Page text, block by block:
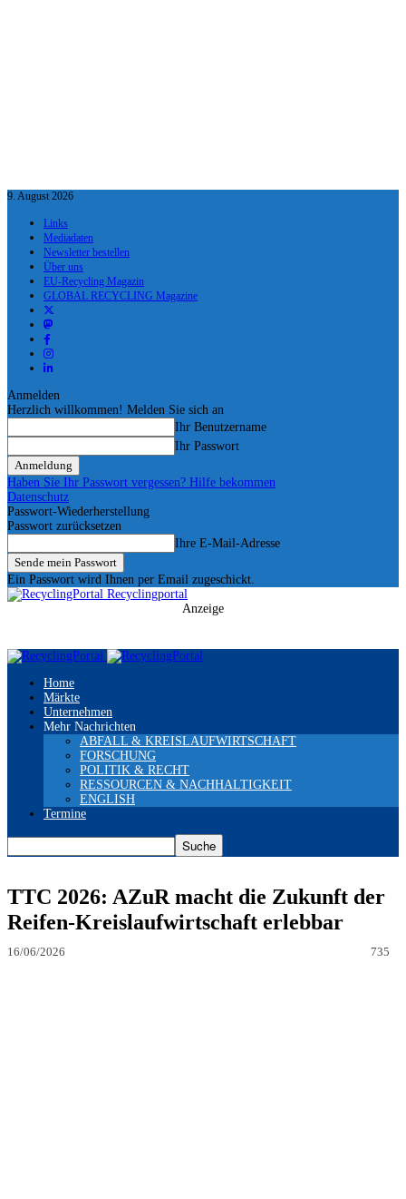
9. August 2026
Links
Mediadaten
Newsletter bestellen
Über uns
EU-Recycling Magazin
GLOBAL RECYCLING Magazine
Anmelden
Herzlich willkommen! Melden Sie sich an
Ihr Benutzername
Ihr Passwort
Haben Sie Ihr Passwort vergessen? Hilfe bekommen
Datenschutz
Passwort-Wiederherstellung
Passwort zurücksetzen
Ihre E-Mail-Adresse
Ein Passwort wird Ihnen per Email zugeschickt.
Recyclingportal
Anzeige
Home
Märkte
Unternehmen
Mehr Nachrichten
ABFALL & KREISLAUFWIRTSCHAFT
FORSCHUNG
POLITIK & RECHT
RESSOURCEN & NACHHALTIGKEIT
ENGLISH
Termine
TTC 2026: AZuR macht die Zukunft der
Reifen-Kreislaufwirtschaft erlebbar
16/06/2026 735